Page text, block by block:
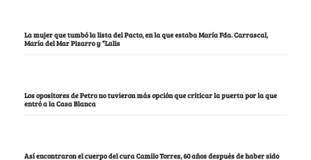
La mujer que tumbó la lista del Pacto, en la que estaba María Fda. Carrascal,
María del Mar Pizarro y “Lalis
Los opositores de Petro no tuvieron más opción que criticar la puerta por la que
entró a la Casa Blanca
Así encontraron el cuerpo del cura Camilo Torres, 60 años después de haber sido